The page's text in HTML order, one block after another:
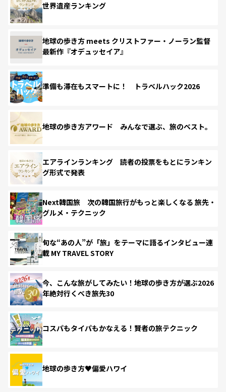
世界遺産ランキング
地球の歩き方 meets クリストファー・ノーラン監督
最新作『オデュッセイア』
準備も滞在もスマートに！ トラベルハック2026
地球の歩き方アワード みんなで選ぶ、旅のベスト。
エアラインランキング 読者の投票をもとにランキン
グ形式で発表
Next韓国旅 次の韓国旅行がもっと楽しくなる 旅先・
グルメ・テクニック
旬な“あの人”が「旅」をテーマに語るインタビュー連
載 MY TRAVEL STORY
今、こんな旅がしてみたい！地球の歩き方が選ぶ2026
年絶対行くべき旅先30
コスパもタイパもかなえる！賢者の旅テクニック
地球の歩き方♥偏愛ハワイ